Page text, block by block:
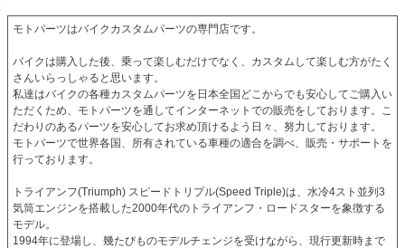
モトパーツはバイクカスタムパーツの専門店です。
バイクは購入した後、乗って楽しむだけでなく、カスタムして楽しむ方がたく
さんいらっしゃると思います。
私達はバイクの各種カスタムパーツを日本全国どこからでも安心してご購入い
ただくため、モトパーツを通してインターネットでの販売をしております。こ
だわりのあるパーツを安心してお求め頂けるよう日々、努力しております。
モトパーツで世界各国、所有されている車種の適合を調べ、販売・サポートを
行っております。
トライアンフ(Triumph) スピードトリプル(Speed Triple)は、水冷4スト並列3
気筒エンジンを搭載した2000年代のトライアンフ・ロードスターを象徴する
モデル。
1994年に登場し、幾たびものモデルチェンジを受けながら、現行更新時まで